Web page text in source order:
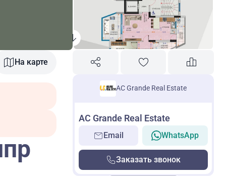
На карте
AC Grande Real Estate
AC Grande Real Estate
Email WhatsApp
Заказать звонок